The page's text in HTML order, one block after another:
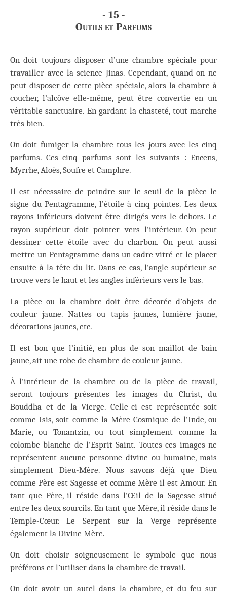
- 15 -
Outils et Parfums
On doit toujours disposer d’une chambre spéciale pour
travailler avec la science Jinas. Cependant, quand on ne
peut disposer de cette pièce spéciale, alors la chambre à
coucher, l’alcôve elle-même, peut être convertie en un
véritable sanctuaire. En gardant la chasteté, tout marche
très bien.
On doit fumiger la chambre tous les jours avec les cinq
parfums. Ces cinq parfums sont les suivants : Encens,
Myrrhe, Aloès, Soufre et Camphre.
Il est nécessaire de peindre sur le seuil de la pièce le
signe du Pentagramme, l’étoile à cinq pointes. Les deux
rayons inférieurs doivent être dirigés vers le dehors. Le
rayon supérieur doit pointer vers l’intérieur. On peut
dessiner cette étoile avec du charbon. On peut aussi
mettre un Pentagramme dans un cadre vitré et le placer
ensuite à la tête du lit. Dans ce cas, l’angle supérieur se
trouve vers le haut et les angles inférieurs vers le bas.
La pièce ou la chambre doit être décorée d’objets de
couleur jaune. Nattes ou tapis jaunes, lumière jaune,
décorations jaunes, etc.
Il est bon que l’initié, en plus de son maillot de bain
jaune, ait une robe de chambre de couleur jaune.
À l’intérieur de la chambre ou de la pièce de travail,
seront toujours présentes les images du Christ, du
Bouddha et de la Vierge. Celle-ci est représentée soit
comme Isis, soit comme la Mère Cosmique de l’Inde, ou
Marie, ou Tonantzin, ou tout simplement comme la
colombe blanche de l’Esprit-Saint. Toutes ces images ne
représentent aucune personne divine ou humaine, mais
simplement Dieu-Mère. Nous savons déjà que Dieu
comme Père est Sagesse et comme Mère il est Amour. En
tant que Père, il réside dans l’Œil de la Sagesse situé
entre les deux sourcils. En tant que Mère, il réside dans le
Temple-Cœur. Le Serpent sur la Verge représente
également la Divine Mère.
On doit choisir soigneusement le symbole que nous
préférons et l’utiliser dans la chambre de travail.
On doit avoir un autel dans la chambre, et du feu sur